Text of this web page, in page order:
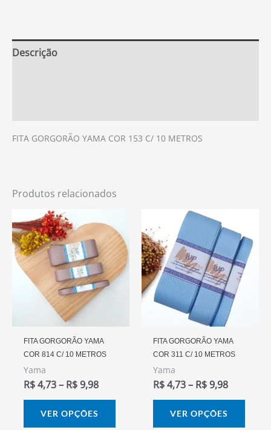
Descrição
FITA GORGORÃO YAMA COR 153 C/ 10 METROS
Produtos relacionados
FITA GORGORÃO YAMA
COR 814 C/ 10 METROS
Yama
R$4,73– R$9,98
De
Preço:
R$ 4,73
Através
R$ 9,98
VER OPÇÕES
produto
tem
várias
variantes.
escolhidas
FITA GORGORÃO YAMA
COR 311 C/ 10 METROS
Yama
R$4,73– R$9,98
De
Preço:
R$ 4,73
Através
R$ 9,98
VER OPÇÕES
tem